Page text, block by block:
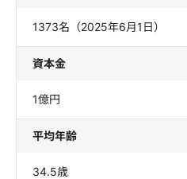
1373名（2025年6月1日）
資本金
1億円
平均年齢
34.5歳